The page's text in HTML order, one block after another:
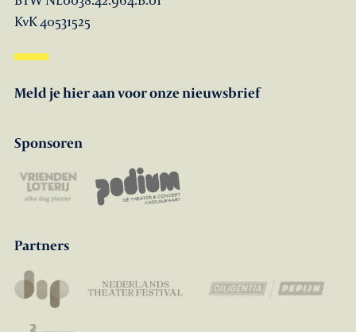
KvK 40531525
Meld je hier aan voor onze nieuwsbrief
Sponsoren
Partners